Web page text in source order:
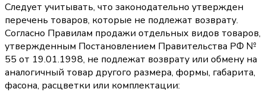
Следует учитывать, что законодательно утвержден
перечень товаров, которые не подлежат возврату.
Согласно Правилам продажи отдельных видов товаров,
утвержденным Постановлением Правительства РФ №
55 от 19.01.1998, не подлежат возврату или обмену на
аналогичный товар другого размера, формы, габарита,
фасона, расцветки или комплектации: